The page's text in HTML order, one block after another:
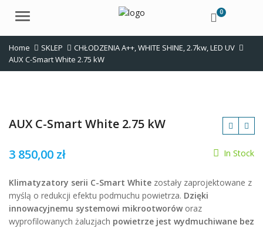
Menu 0
Home SKLEP CHŁODZENIA A++,WHITE SHINE,2.7kw,LED UV
AUX C-Smart White 2.75 kW
AUX C-Smart White 2.75 kW
zł
zł
3 850,00 zł In Stock
Klimatyzatory serii C-Smart White zostały zaprojektowane z
myślą o redukcji efektu podmuchu powietrza. Dzięki
innowacyjnemu systemowi mikrootworów oraz
wyprofilowanych żaluzjach powietrze jest wydmuchiwane bez